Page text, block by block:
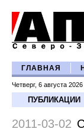
ГЛАВНАЯ
Четверг, 6 августа 2026
ПУБЛИКАЦИИ
2011-03-02